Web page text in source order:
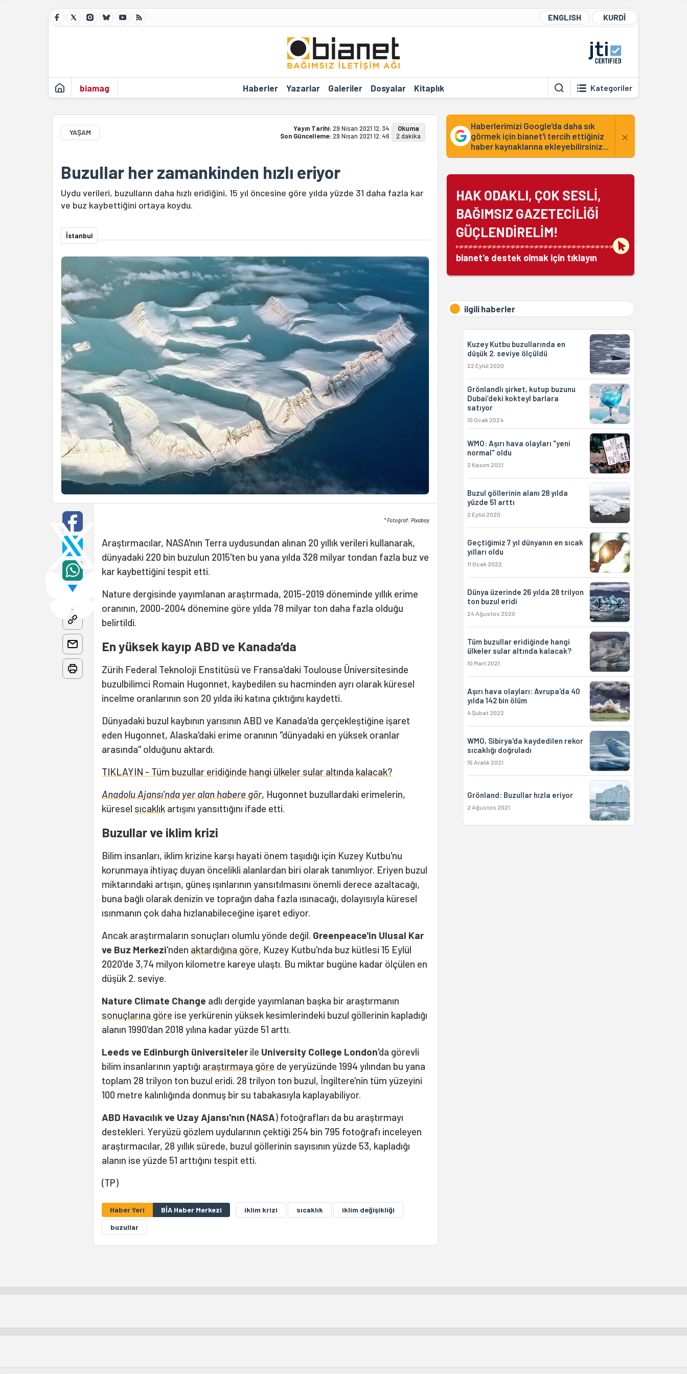
ENGLISH KURDÎ
biamag Haberler Yazarlar Galeriler Dosyalar Kitaplık Kategoriler
YAŞAM Yayın Tarihi: 29 Nisan 2021 12:34
Son Güncelleme: 29 Nisan 2021 12:46
Okuma
2 dakika
Buzullar her zamankinden hızlı eriyor
Uydu verileri, buzulların daha hızlı eridiğini, 15 yıl öncesine göre yılda yüzde 31 daha fazla kar
ve buz kaybettiğini ortaya koydu.
İstanbul
* Fotoğraf: Pixabay
Araştırmacılar, NASA'nın Terra uydusundan alınan 20 yıllık verileri kullanarak,
dünyadaki 220 bin buzulun 2015'ten bu yana yılda 328 milyar tondan fazla buz ve
kar kaybettiğini tespit etti.
Nature dergisinde yayımlanan araştırmada, 2015-2019 döneminde yıllık erime
oranının, 2000-2004 dönemine göre yılda 78 milyar ton daha fazla olduğu
belirtildi.
En yüksek kayıp ABD ve Kanada’da
Zürih Federal Teknoloji Enstitüsü ve Fransa'daki Toulouse Üniversitesinde
buzulbilimci Romain Hugonnet, kaybedilen su hacminden ayrı olarak küresel
incelme oranlarının son 20 yılda iki katına çıktığını kaydetti.
Dünyadaki buzul kaybının yarısının ABD ve Kanada'da gerçekleştiğine işaret
eden Hugonnet, Alaska'daki erime oranının "dünyadaki en yüksek oranlar
arasında" olduğunu aktardı.
TIKLAYIN - Tüm buzullar eridiğinde hangi ülkeler sular altında kalacak?
Anadolu Ajansı'nda yer alan habere gör, Hugonnet buzullardaki erimelerin,
küresel sıcaklık artışını yansıttığını ifade etti.
Buzullar ve iklim krizi
Bilim insanları, iklim krizine karşı hayati önem taşıdığı için Kuzey Kutbu'nu
korunmaya ihtiyaç duyan öncelikli alanlardan biri olarak tanımlıyor. Eriyen buzul
miktarındaki artışın, güneş ışınlarının yansıtılmasını önemli derece azaltacağı,
buna bağlı olarak denizin ve toprağın daha fazla ısınacağı, dolayısıyla küresel
ısınmanın çok daha hızlanabileceğine işaret ediyor.
Ancak araştırmaların sonuçları olumlu yönde değil. Greenpeace'in Ulusal Kar
ve Buz Merkezi'nden aktardığına göre, Kuzey Kutbu'nda buz kütlesi 15 Eylül
2020'de 3,74 milyon kilometre kareye ulaştı. Bu miktar bugüne kadar ölçülen en
düşük 2. seviye.
Nature Climate Change adlı dergide yayımlanan başka bir araştırmanın
sonuçlarına göre ise yerkürenin yüksek kesimlerindeki buzul göllerinin kapladığı
alanın 1990'dan 2018 yılına kadar yüzde 51 arttı.
Leeds ve Edinburgh üniversiteler ile University College London'da görevli
bilim insanlarının yaptığı araştırmaya göre de yeryüzünde 1994 yılından bu yana
toplam 28 trilyon ton buzul eridi. 28 trilyon ton buzul, İngiltere'nin tüm yüzeyini
100 metre kalınlığında donmuş bir su tabakasıyla kaplayabiliyor.
ABD Havacılık ve Uzay Ajansı'nın (NASA) fotoğrafları da bu araştırmayı
destekleri. Yeryüzü gözlem uydularının çektiği 254 bin 795 fotoğrafı inceleyen
araştırmacılar, 28 yıllık sürede, buzul göllerinin sayısının yüzde 53, kapladığı
alanın ise yüzde 51 arttığını tespit etti.
(TP)
Haber Yeri BİA Haber Merkezi iklim krizi sıcaklık
iklim değişikliği
buzullar
Haberlerimizi Google'da daha sık
görmek için bianet'i tercih ettiğiniz
haber kaynaklarına ekleyebilirsiniz...
×
HAK ODAKLI, ÇOK SESLİ,
BAĞIMSIZ GAZETECİLİĞİ
GÜÇLENDİRELİM!
bianet'e destek olmak için tıklayın
ilgili haberler
Kuzey Kutbu buzullarında en
düşük 2. seviye ölçüldü
22 Eylül 2020
Grönlandlı şirket, kutup buzunu
Dubai’deki kokteyl barlara
satıyor
10 Ocak 2024
WMO: Aşırı hava olayları "yeni
normal" oldu
2 Kasım 2021
Buzul göllerinin alanı 28 yılda
yüzde 51 arttı
2 Eylül 2020
Geçtiğimiz 7 yıl dünyanın en sıcak
yılları oldu
11 Ocak 2022
Dünya üzerinde 26 yılda 28 trilyon
ton buzul eridi
24 Ağustos 2020
Tüm buzullar eridiğinde hangi
ülkeler sular altında kalacak?
10 Mart 2021
Aşırı hava olayları: Avrupa'da 40
yılda 142 bin ölüm
4 Şubat 2022
WMO, Sibirya'da kaydedilen rekor
sıcaklığı doğruladı
15 Aralık 2021
Grönland: Buzullar hızla eriyor
2 Ağustos 2021